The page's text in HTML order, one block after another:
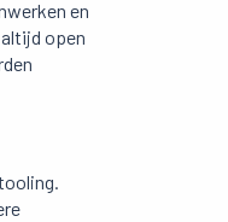
en
open